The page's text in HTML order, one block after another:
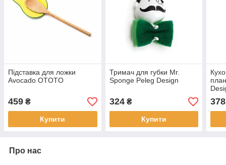
Підставка для ложки
Avocado OTOTO
459 ₴
Купити
Тримач для губки Mr.
Sponge Peleg Design
324₴
Купити
378
Про нас